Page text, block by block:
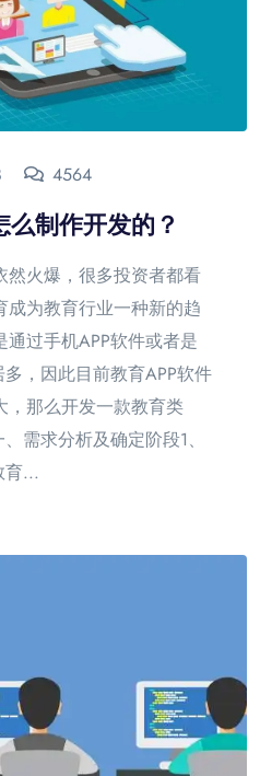
4564
制作开发的？
然火爆，很多投资者都看
为教育行业一种新的趋
过手机APP软件或者是
，因此目前教育APP软件
，那么开发一款教育类
需求分析及确定阶段1、
育...